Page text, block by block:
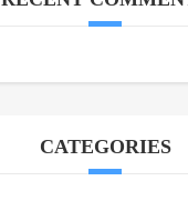
CATEGORIES